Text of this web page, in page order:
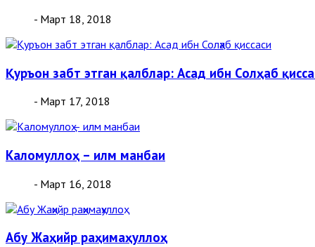
- Март 18, 2018
Қуръон забт этган қалблар: Асад ибн Солҳаб
- Март 17, 2018
Каломуллоҳ – илм манбаи
- Март 16, 2018
Абу Жаҳийр раҳимаҳуллоҳ